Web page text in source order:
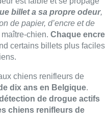
maîtres-chiens. Certains
peuvent faire appel àune
, en plus des
déployés. Le nombre
l’enquête Sky ECC, une
de drogue infiltrée par la
800.000 euros en une